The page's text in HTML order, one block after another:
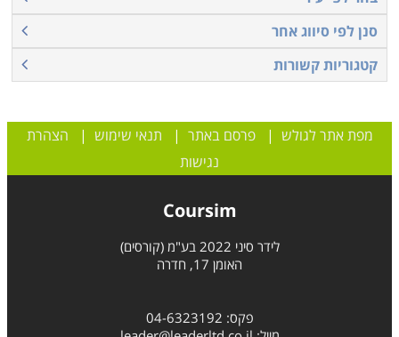
סנן לפי סיווג אחר
קטגוריות קשורות
מפת אתר לגולש |פרסם באתר | תנאי שימוש | הצהרת
נגישות
Coursim
לידר סיני 2022 בע"מ (קורסים)
האומן 17, חדרה
פקס: 04-6323192